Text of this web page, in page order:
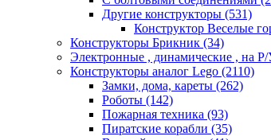
Другие конструкторы (531)
Конструктор Веселые
Конструкторы Брикник (34)
Электронные , динамические , на
Конструкторы аналог Lego (2110)
Замки, дома, кареты (262)
Роботы (142)
Пожарная техника (93)
Пиратские корабли (35)